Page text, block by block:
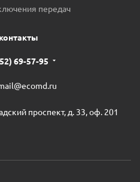
передач
69-57-95
проспект, д. 33, оф. 201